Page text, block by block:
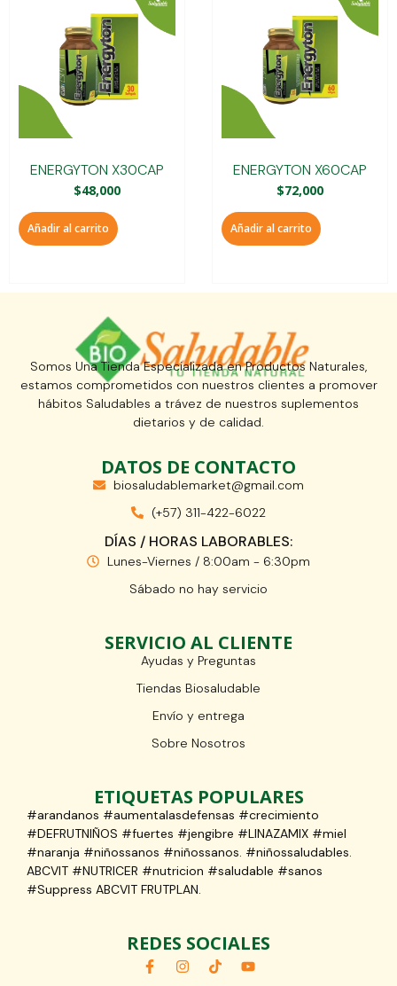
ENERGYTON X30CAP
$48,000
Añadir al carrito
ENERGYTON X60CAP
$72,000
Añadir al carrito
Somos Una Tienda Especializada en Productos Naturales,
estamos comprometidos con nuestros clientes a promover
hábitos Saludables a trávez de nuestros suplementos
dietarios y de calidad.
DATOS DE CONTACTO
biosaludablemarket@gmail.com
(+57) 311-422-6022
DÍAS / HORAS LABORABLES:
Lunes-Viernes / 8:00am - 6:30pm
Sábado no hay servicio
SERVICIO AL CLIENTE
Ayudas y Preguntas
Tiendas Biosaludable
Envío y entrega
Sobre Nosotros
ETIQUETAS POPULARES
#arandanos #aumentalasdefensas #crecimiento
#DEFRUTNIÑOS #fuertes #jengibre #LINAZAMIX #miel
#naranja #niñossanos #niñossanos. #niñossaludables.
ABCVIT #NUTRICER #nutricion #saludable #sanos
#Suppress ABCVIT FRUTPLAN.
REDES SOCIALES